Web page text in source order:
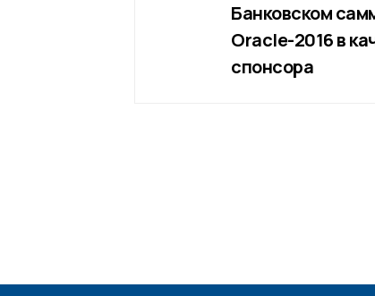
Банковском
Oracle-2016 в
спонсора